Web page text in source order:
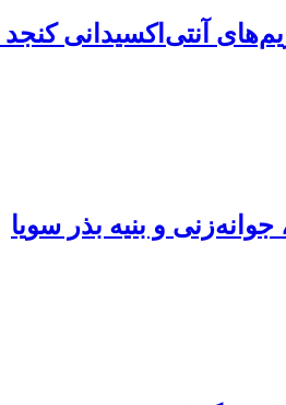
آنتی‌اکسیدانی
و بنیه بذر سویا